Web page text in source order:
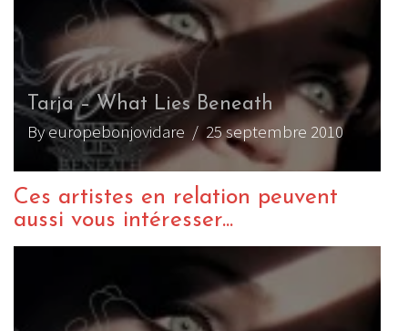
Tarja – What Lies Beneath
By europebonjovidare / 25 septembre 2010
Ces artistes en relation peuvent
aussi vous intéresser...